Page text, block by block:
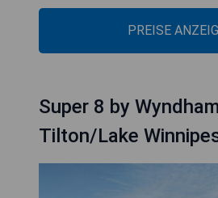
PREISE
Super 8 by
Tilton/Lake